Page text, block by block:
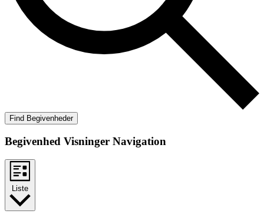
Find Begivenheder
Begivenhed Visninger Navigation
Liste